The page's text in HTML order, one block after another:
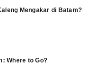
Mengakar di Batam?
Where to Go?